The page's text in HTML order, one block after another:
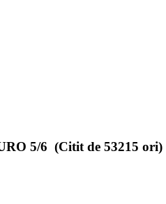
5/6 (Citit de 53215 ori)